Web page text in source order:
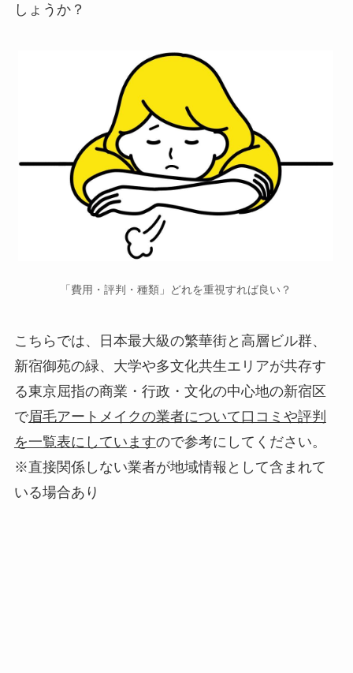
しょうか？
「費用・評判・種類」どれを重視すれば良い？
こちらでは、日本最大級の繁華街と高層ビル群、
新宿御苑の緑、大学や多文化共生エリアが共存す
る東京屈指の商業・行政・文化の中心地の新宿区
で眉毛アートメイクの業者について口コミや評判
を一覧表にしていますので参考にしてください。
※直接関係しない業者が地域情報として含まれて
いる場合あり